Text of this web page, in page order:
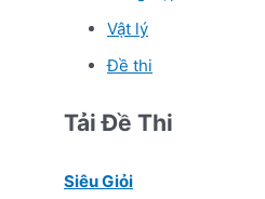
Vật lý
Đề thi
Tải Đề Thi
Siêu Giỏi